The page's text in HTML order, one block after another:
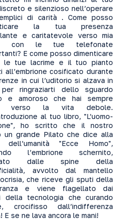
e silenzioso nell’operare
di carità . Come posso
la tua presenza
e caritatevole verso mia
con le tue telefonate
E come posso dimenticare
le tue lacrime e il tuo pianto
all’embrione cosificato durante
in cui l’uditorio si alzava in
ringraziarti dello sguardo
e amoroso che hai sempre
verso la vita debole.
al tuo libro, "L’uomo-
ho scritto che il nostro
un grande Pilato che dice alla
dell’umanità "Ecce Homo",
l’embrione schernito,
dalle spine della
avvolto dal mantello
che riceve gli sputi della
e viene flagellato dai
della tecnologia che curando
crocifisso dall’indifferenza
E se ne lava ancora le mani!